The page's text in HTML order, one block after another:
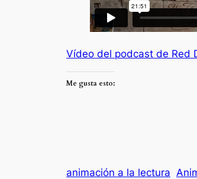
Vídeo del podcast de Red
Me gusta esto:
animación a la lectura